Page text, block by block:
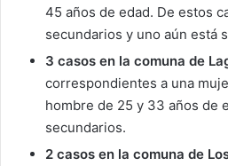
45 años de edad. De estos
secundarios y uno aún está
3 casos en la comuna de
correspondientes a una
hombre de 25 y 33 años de
secundarios.
2 casos en la comuna de